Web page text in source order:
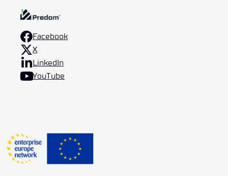
Facebook
X
LinkedIn
YouTube